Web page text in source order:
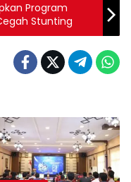
Program
Stunting